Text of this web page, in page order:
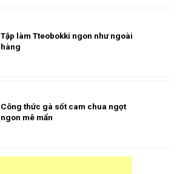
Tập làm Tteobokki ngon như ngoài
hàng
Công thức gà sốt cam chua ngọt
ngon mê mẩn